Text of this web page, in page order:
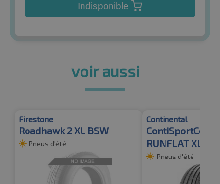
Indisponible
voir aussi
Firestone
Roadhawk 2 XL BSW
Pneus d'été
Continental
RUNFLAT XL
Pneus d'été